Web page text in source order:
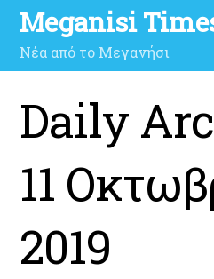
Meganisi
Νέα από το Μεγανήσι
Daily
11
2019